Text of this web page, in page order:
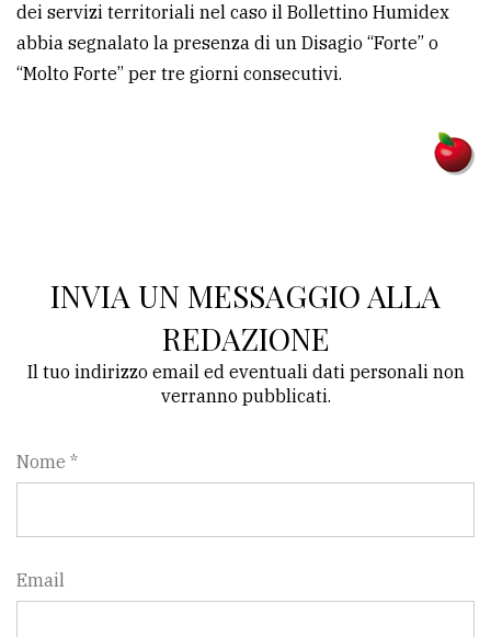
dei servizi territoriali nel caso il Bollettino Humidex
abbia segnalato la presenza di un Disagio “Forte” o
“Molto Forte” per tre giorni consecutivi.
INVIA UN MESSAGGIO ALLA
REDAZIONE
Il tuo indirizzo email ed eventuali dati personali non
verranno pubblicati.
Nome *
Email